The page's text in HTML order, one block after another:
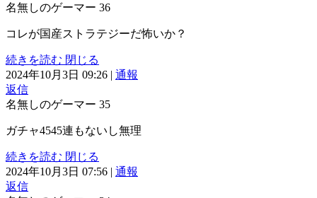
名無しのゲーマー 36
コレが国産ストラテジーだ怖いか？
続きを読む 閉じる
2024年10月3日 09:26 | 通報
返信
名無しのゲーマー 35
ガチャ4545連もないし無理
続きを読む 閉じる
2024年10月3日 07:56 | 通報
返信